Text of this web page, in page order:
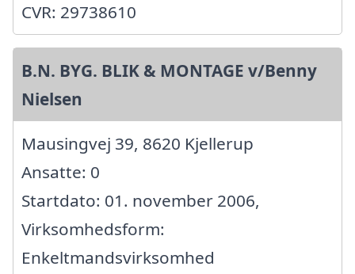
CVR: 29738610
B.N. BYG. BLIK & MONTAGE v/Benny
Nielsen
Mausingvej 39, 8620 Kjellerup
Ansatte: 0
Startdato: 01. november 2006,
Virksomhedsform:
Enkeltmandsvirksomhed